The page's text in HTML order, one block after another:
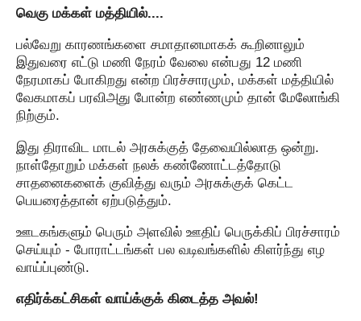
வெகு மக்கள் மத்தியில்....
பல்வேறு காரணங்களை சமாதானமாகக் கூறினாலும்
இதுவரை எட்டு மணி நேரம் வேலை என்பது 12 மணி
நேரமாகப் போகிறது என்ற பிரச்சாரமும், மக்கள் மத்தியில்
வேகமாகப் பரவிஅது போன்ற எண்ணமும் தான் மேலோங்கி
நிற்கும்.
இது திராவிட மாடல் அரசுக்குத் தேவையில்லாத ஒன்று.
நாள்தோறும் மக்கள் நலக் கண்ணோட்டத்தோடு
சாதனைகளைக் குவித்து வரும் அரசுக்குக் கெட்ட
பெயரைத்தான் ஏற்படுத்தும்.
ஊடகங்களும் பெரும் அளவில் ஊதிப் பெருக்கிப் பிரச்சாரம்
செய்யும் - போராட்டங்கள் பல வடிவங்களில் கிளர்ந்து எழ
வாய்ப்புண்டு.
எதிர்க்கட்சிகள் வாய்க்குக் கிடைத்த அவல்!